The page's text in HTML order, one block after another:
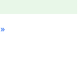
»